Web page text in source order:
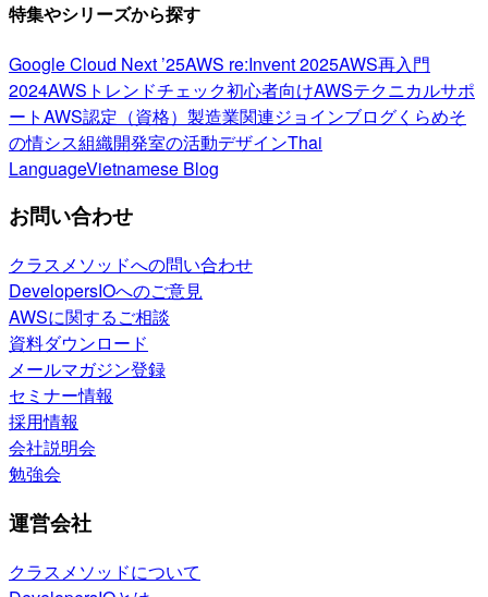
特集やシリーズから探す
Google Cloud Next ’25AWS re:Invent 2025AWS再入門
2024AWSトレンドチェック初心者向けAWSテクニカルサポ
ートAWS認定（資格） 製造業関連ジョインブログくらめそ
の情シス組織開発室の活動デザインThai
LanguageVietnamese Blog
お問い合わせ
クラスメソッドへの問い合わせ
DevelopersIOへのご意見
AWSに関するご相談
資料ダウンロード
メールマガジン登録
セミナー情報
採用情報
会社説明会
勉強会
運営会社
クラスメソッドについて